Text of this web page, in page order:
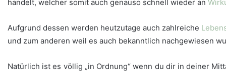
handelt, welcher somit auch genauso schnell wieder an
Aufgrund dessen werden heutzutage auch zahlreiche
und zum anderen weil es auch bekanntlich nachgewiesen
Natürlich ist es völlig „in Ordnung“ wenn du dir in deiner